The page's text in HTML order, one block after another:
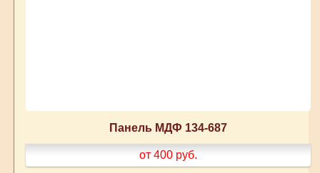
Панель МДФ 134-687
от 400 руб.